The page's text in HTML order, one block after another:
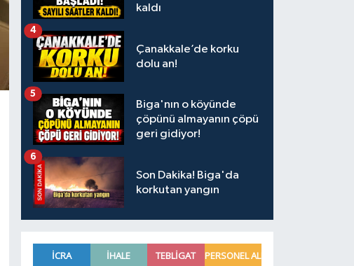
kaldı
Çanakkale’de korku
dolu an!
4
Biga'nın o köyünde
çöpünü almayanın çöpü
geri gidiyor!
5
Son Dakika! Biga'da
korkutan yangın
6